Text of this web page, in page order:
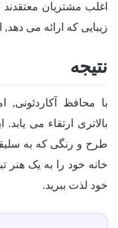
اغلب مشتریان
زیبایی که ارائه می
نتیجه
با محافظ
بالاتری ارتقاء می
طرح و رنگی که به
خانه خود را به یک هنر
خود لذت ببرید.